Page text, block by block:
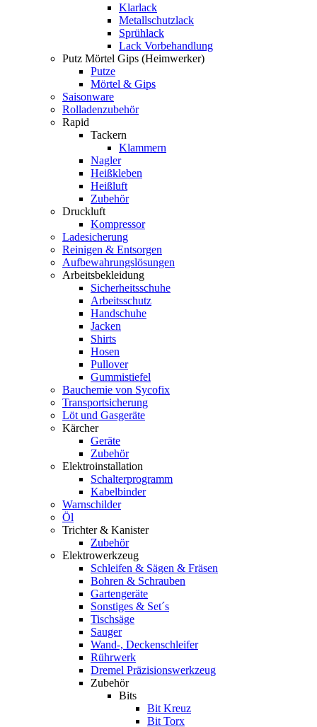
Klarlack
Metallschutzlack
Sprühlack
Lack Vorbehandlung
Putz Mörtel Gips (Heimwerker)
Putze
Mörtel & Gips
Saisonware
Rolladenzubehör
Rapid
Tackern
Klammern
Nagler
Heißkleben
Heißluft
Zubehör
Druckluft
Kompressor
Ladesicherung
Reinigen & Entsorgen
Aufbewahrungslösungen
Arbeitsbekleidung
Sicherheitsschuhe
Arbeitsschutz
Handschuhe
Jacken
Shirts
Hosen
Pullover
Gummistiefel
Bauchemie von Sycofix
Transportsicherung
Löt und Gasgeräte
Kärcher
Geräte
Zubehör
Elektroinstallation
Schalterprogramm
Kabelbinder
Warnschilder
Öl
Trichter & Kanister
Zubehör
Elektrowerkzeug
Schleifen & Sägen & Fräsen
Bohren & Schrauben
Gartengeräte
Sonstiges & Set´s
Tischsäge
Sauger
Wand-, Deckenschleifer
Rührwerk
Dremel Präzisionswerkzeug
Zubehör
Bits
Bit Kreuz
Bit Torx